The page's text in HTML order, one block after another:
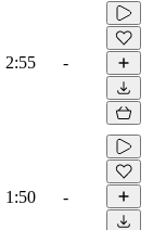
2:55 -
1:50 -